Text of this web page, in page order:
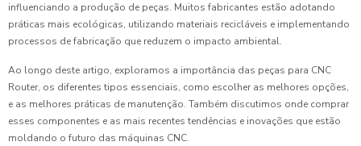
influenciando a produção de peças. Muitos fabricantes estão adotando
práticas mais ecológicas, utilizando materiais recicláveis e implementando
processos de fabricação que reduzem o impacto ambiental.
Ao longo deste artigo, exploramos a importância das peças para CNC
Router, os diferentes tipos essenciais, como escolher as melhores opções,
e as melhores práticas de manutenção. Também discutimos onde comprar
esses componentes e as mais recentes tendências e inovações que estão
moldando o futuro das máquinas CNC.